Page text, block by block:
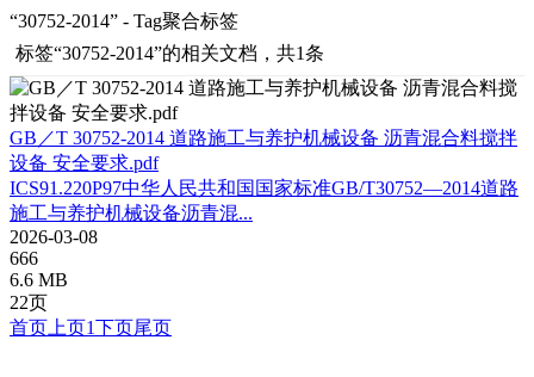
“30752-2014” - Tag聚合标签
标签“30752-2014”的相关文档，共1条
GB／T 30752-2014 道路施工与养护机械设备 沥青混合料搅拌
设备 安全要求.pdf
ICS91.220P97中华人民共和国国家标准GB/T30752—2014道路
施工与养护机械设备沥青混...
2026-03-08
666
6.6 MB
22页
首页 上页1下页尾页